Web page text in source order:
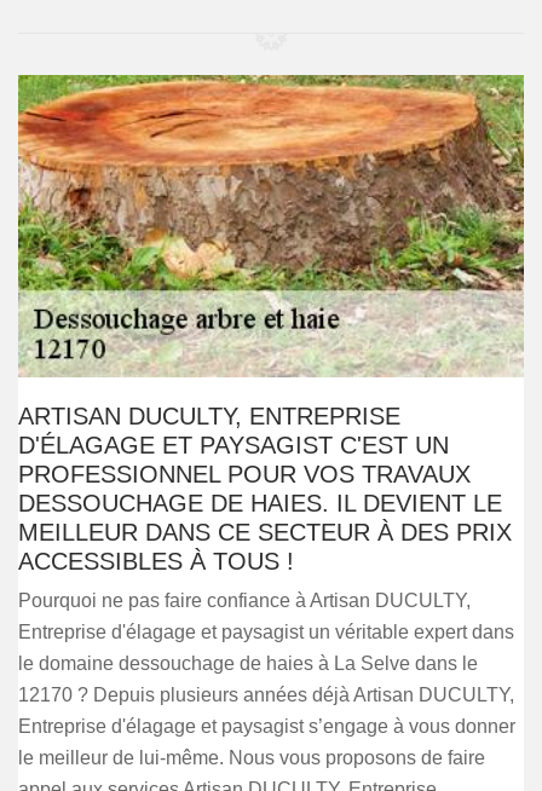
ARTISAN DUCULTY, ENTREPRISE
D'ÉLAGAGE ET PAYSAGIST C'EST UN
PROFESSIONNEL POUR VOS TRAVAUX
DESSOUCHAGE DE HAIES. IL DEVIENT LE
MEILLEUR DANS CE SECTEUR À DES PRIX
ACCESSIBLES À TOUS !
Pourquoi ne pas faire confiance à Artisan DUCULTY,
Entreprise d'élagage et paysagist un véritable expert dans
le domaine dessouchage de haies à La Selve dans le
12170 ? Depuis plusieurs années déjà Artisan DUCULTY,
Entreprise d'élagage et paysagist s’engage à vous donner
le meilleur de lui-même. Nous vous proposons de faire